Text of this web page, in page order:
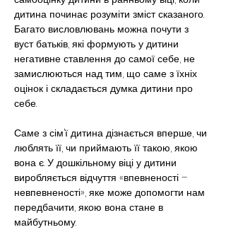
дитина починає розуміти зміст сказаного.
Багато висловлювань можна почути з
вуст батьків, які формують у дитини
негативне ставлення до самої себе, не
замислюються над тим, що саме з їхніх
оцінок і складається думка дитини про
себе.
Саме з сім’ї дитина дізнається вперше, чи
люблять її, чи приймають її такою, якою
вона є. У дошкільному віці у дитини
виробляється відчуття «впевненості –
невпевненості», яке може допомогти нам
передбачити, якою вона стане в
майбутньому.